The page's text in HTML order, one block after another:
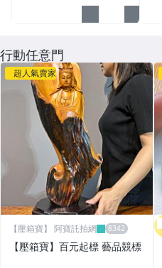
行動任意門
超人氣賣家
【壓箱寶】 阿寶託拍網
【壓箱寶】百元起標 藝品競標